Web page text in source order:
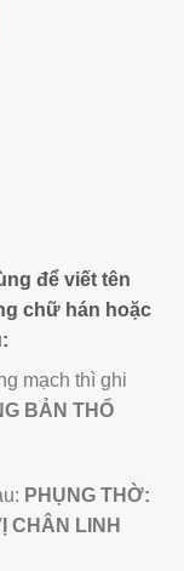
để viết tên
chữ hán hoặc
mạch thì ghi
BẢN THỔ
PHỤNG THỜ:
CHÂN LINH